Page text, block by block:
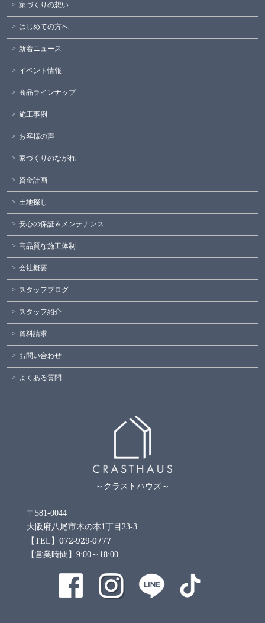
家づくりの想い
はじめての方へ
新着ニュース
イベント情報
商品ラインナップ
施工事例
お客様の声
家づくりのながれ
資金計画
土地探し
安心の保証＆メンテナンス
高品質な施工体制
会社概要
スタッフブログ
スタッフ紹介
資料請求
お問い合わせ
よくある質問
～クラストハウズ～
〒581-0044
大阪府八尾市木の本1丁目23-3
【TEL】072-929-0777
【営業時間】9:00～18:00